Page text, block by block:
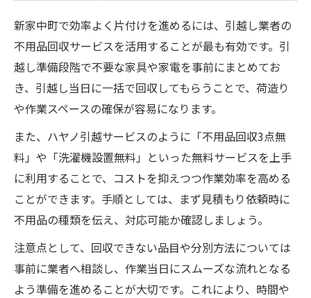
新家中町で効率よく片付けを進めるには、引越し業者の
不用品回収サービスを活用することが最も有効です。引
越し準備段階で不要な家具や家電を事前にまとめてお
き、引越し当日に一括で回収してもらうことで、荷造り
や作業スペースの確保が容易になります。
また、ハヤノ引越サービスのように「不用品回収3点無
料」や「洗濯機設置無料」といった無料サービスを上手
に利用することで、コストを抑えつつ作業効率を高める
ことができます。手順としては、まず見積もり依頼時に
不用品の種類を伝え、対応可能か確認しましょう。
注意点として、回収できない品目や分別方法については
事前に業者へ相談し、作業当日にスムーズな流れとなる
よう準備を進めることが大切です。これにより、時間や